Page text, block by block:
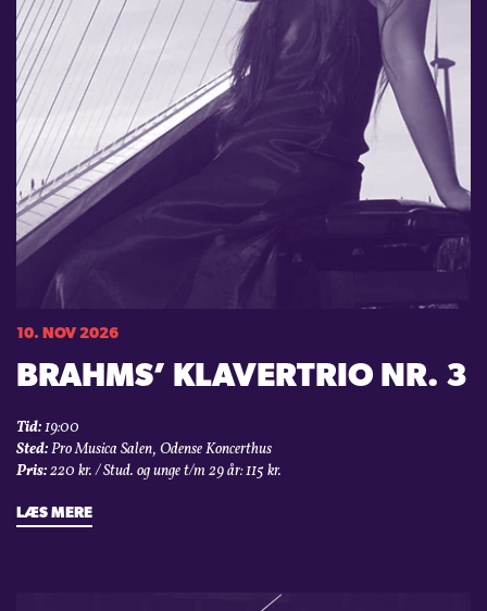
10. NOV 2026
BRAHMS’ KLAVERTRIO NR. 3
Tid:19:00
Sted:Pro Musica Salen, Odense Koncerthus
Pris:220 kr. / Stud. og unge t/m 29 år: 115 kr.
LÆS MERE